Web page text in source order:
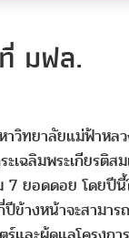
มฟล.
วิทยาลัยแม่ฟ้าหล
ะเฉลิมพระเกียร
ยอดดอย โดยปี
ข้างหน้าจะสามา